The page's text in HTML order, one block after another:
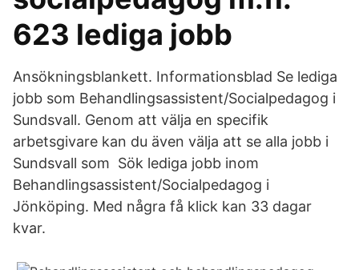
623 lediga jobb
Ansökningsblankett. Informationsblad Se lediga
jobb som Behandlingsassistent/Socialpedagog i
Sundsvall. Genom att välja en specifik
arbetsgivare kan du även välja att se alla jobb i
Sundsvall som Sök lediga jobb inom
Behandlingsassistent/Socialpedagog i
Jönköping. Med några få klick kan 33 dagar
kvar.